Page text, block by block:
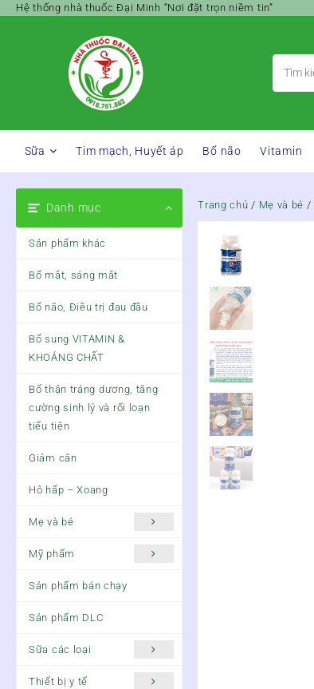
SkipHệ thống nhà thuốc Đại Minh “Nơi đặt trọn niềm tin”
Sữa Tim mạch, Huyết áp Bổ não Vitamin
Danh mục
Sản phẩm khác
Bổ mắt, sáng mắt
Bổ não, Điều trị đau đầu
Bổ sung VITAMIN &
KHOÁNG CHẤT
Bổ thận tráng dương, tăng
cường sinh lý và rối loạn
tiểu tiện
Giảm cân
Hô hấp – Xoang
Mẹ và bé
Mỹ phẩm
Sản phẩm bán chạy
Sản phẩm DLC
Sữa các loại
Thiết bị y tế
Trang chủ / Mẹ và bé /